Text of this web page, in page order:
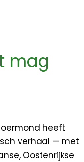
mag
heeft
verhaal — met
Oostenrijkse